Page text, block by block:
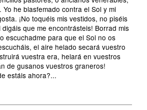
he blasfemado contra el Sol y mi
¡No toquéis mis vestidos, no piséis
que me encontrásteis! Borrad mis
escuchadme para que el Sol no os
el aire helado secará vuestro
vuestra era, helará en vuestros
de gusanos vuestros graneros!
estáis ahora?...